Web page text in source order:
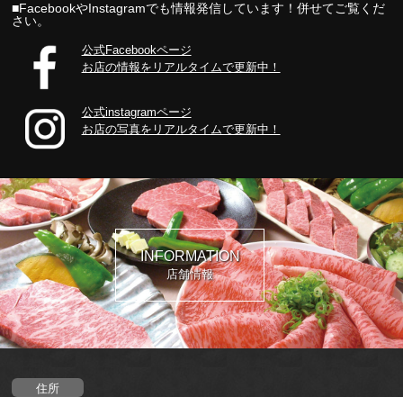
■FacebookやInstagramでも情報発信しています！併せてご覧くだ
さい。
公式Facebookページ
お店の情報をリアルタイムで更新中！
公式instagramページ
お店の写真をリアルタイムで更新中！
INFORMATION
店舗情報
住所